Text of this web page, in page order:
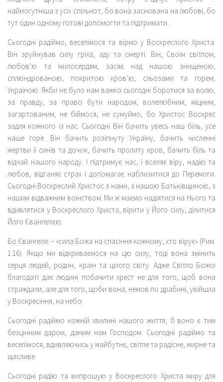
наймогутніша з усіх спільнот, бо вона заснована на любові, бо
тут один одному готові допомогти та підтримати.
Сьогодні радіймо, веселімося та вірмо у Воскреслого Христа.
Він зруйнував силу гріха, аду та смерті. Він, Своїм світлом,
любов’ю та милосердям, засяє над нашою знищеною,
сплюндрованою, покритою кров’ю, сльозами та горем,
Україною. Якби не було нам важко сьогодні боротися за волю,
за правду, за право бути народом, волелюбним, міцним,
загартованим, не біймося, не сумуймо, бо Христос Воскрес
задля кожного із нас. Сьогодні Він бачить увесь наш біль, усе
наше горе. Він бачить розіпнуту Україну, бачить численні
жертви її синів та дочок, бачить пролиту кров, бачить біль та
відчай нашого народу. І підтримує нас, і вселяє віру, надію та
любов, відганяє страх і допомагає наблизитися до Перемоги.
Сьогодні Воскреслий Христос з нами, з нашою Батьківщиною, з
нашим відважним воїнством. Ми ж маємо надіятися на Нього та
вдивлятися у Воскреслого Христа, вірити у Його силу, ділитися
Його Євангелією.
Бо Євангеліє – «сила Божа на спасіння кожному, хто вірує» (Рим.
1:16). Якщо ми відкриваємося на цю силу, тоді вона змінить
серця людей, родин, країн та цілого світу. Адже Світло Божої
благодаті дає людині побачити хрест не для того, щоб вона
страждали, але для того, щоби вона, немов по драбині, увійшла
у Воскресіння, на небо.
Сьогодні радіймо кожній хвилині нашого життя, б воно є тим
безцінним даром, даним нам Господом. Сьогодні радіймо та
веселімося, вдивляючись у майбутнє, світле та радісне, мирне та
щасливе.
Сьогодні радію та випрошую у Воскреслого Христа миру для